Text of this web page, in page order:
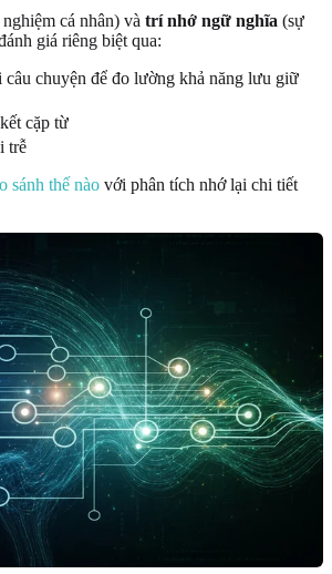
cá nhân) và trí nhớ ngữ nghĩa (sự
giá riêng biệt qua:
chuyện để đo lường khả năng lưu giữ
cặp từ
trễ
sánh thế nào với phân tích nhớ lại chi tiết